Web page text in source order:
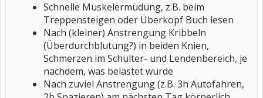
Schnelle Muskelermüdung, z.B. beim
Treppensteigen oder Überkopf Buch lesen
Nach (kleiner) Anstrengung Kribbeln
(Überdurchblutung?) in beiden Knien,
Schmerzen im Schulter- und Lendenbereich, je
nachdem, was belastet wurde
Nach zuviel Anstrengung (z.B. 3h Autofahren,